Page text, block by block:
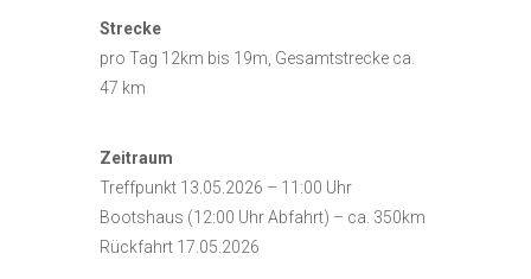
Strecke
pro Tag 12km bis 19m, Gesamtstrecke ca.
47 km
Zeitraum
Treffpunkt 13.05.2026 – 11:00 Uhr
Bootshaus (12:00 Uhr Abfahrt) – ca. 350km
Rückfahrt 17.05.2026